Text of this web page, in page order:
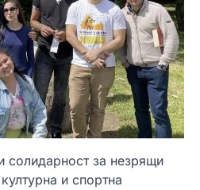
солидарност за незрящи
и спортна